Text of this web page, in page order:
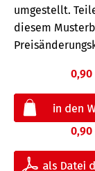
umgestellt.
diesem
0,90
0,90